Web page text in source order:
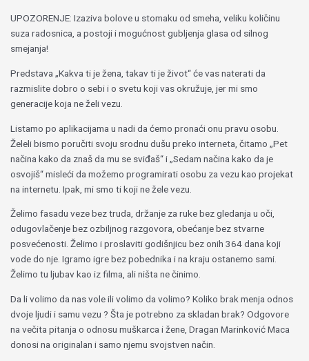
UPOZORENJE: Izaziva bolove u stomaku od smeha, veliku količinu
suza radosnica, a postoji i mogućnost gubljenja glasa od silnog
smejanja!
Predstava „Kakva ti je žena, takav ti je život“ će vas naterati da
razmislite dobro o sebi i o svetu koji vas okružuje, jer mi smo
generacije koja ne želi vezu.
Listamo po aplikacijama u nadi da ćemo pronaći onu pravu osobu.
Želeli bismo poručiti svoju srodnu dušu preko interneta, čitamo „Pet
načina kako da znaš da mu se sviđaš“ i „Sedam načina kako da je
osvojiš“ misleći da možemo programirati osobu za vezu kao projekat
na internetu. Ipak, mi smo ti koji ne žele vezu.
Želimo fasadu veze bez truda, držanje za ruke bez gledanja u oči,
odugovlačenje bez ozbiljnog razgovora, obećanje bez stvarne
posvećenosti. Želimo i proslaviti godišnjicu bez onih 364 dana koji
vode do nje. Igramo igre bez pobednika i na kraju ostanemo sami.
Želimo tu ljubav kao iz filma, ali ništa ne činimo.
Da li volimo da nas vole ili volimo da volimo? Koliko brak menja odnos
dvoje ljudi i samu vezu ? Šta je potrebno za skladan brak? Odgovore
na večita pitanja o odnosu muškarca i žene, Dragan Marinković Maca
donosi na originalan i samo njemu svojstven način.